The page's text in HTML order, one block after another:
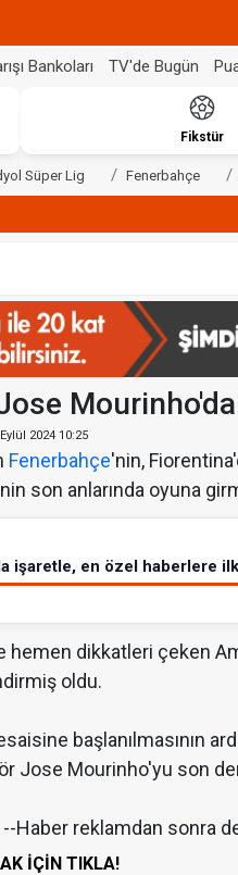
Bankoları TV'de Bugün
Fikstür
Süper Lig Fenerbahçe
2024 10:25
Fenerbahçe'nin,
son anlarında oyuna
işaretle, en özel haberlere
hemen dikkatleri çeken
oldu.
başlanılmasının
Jose Mourinho'yu son
--Haber reklamdan sonra
İÇİN TIKLA!